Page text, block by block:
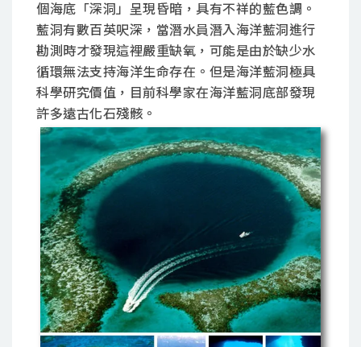
個海底「深洞」呈現昏暗，具有不祥的藍色調。
藍洞有數百英呎深，當潛水員潛入海洋藍洞進行
勘測時才發現這裡嚴重缺氧，可能是由於缺少水
循環無法支持海洋生命存在。但是海洋藍洞極具
科學研究價值，目前科學家在海洋藍洞底部發現
許多遠古化石殘骸。